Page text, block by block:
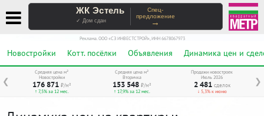
ЖК Эстель
✓ Дом сдан
Спец-
предложение
→
Реклама. ООО «СЗ ИНВЕСТСТРОЙ», ИНН 6678067973
Новостройки Котт. посёлки Объявления Динамика цен и
❮ ❯
Средняя цена м²
Новостройки
176 871 ₽/м²
↑ 7,5% за 12 мес.
Средняя цена м²
Вторичка
153 548 ₽/м²
↑ 17,9% за 12 мес.
Продажи новостроек
Июль 2026
2 481 сделок
↓ 5,3% к июню